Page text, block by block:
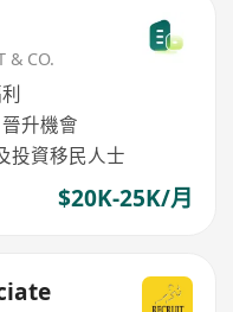
& CO.
升機會
投資移民人士
$20K-25K/月